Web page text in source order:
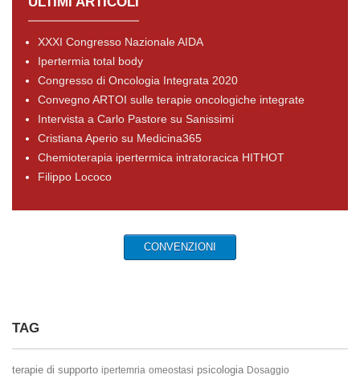
XXXI Congresso Nazionale AIDA
Ipertermia total body
Congresso di Oncologia Integrata 2020
Convegno ARTOI sulle terapie oncologiche integrate
Intervista a Carlo Pastore su Sanissimi
Cristiana Aperio su Medicina365
Chemioterapia ipertermica intratoracica HITHOT
Filippo Lococo
CONVENZIONI
TAG
terapie di supporto ipertemria omeostasi psicologia Dosaggio